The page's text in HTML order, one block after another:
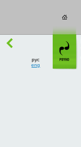
рус
eng